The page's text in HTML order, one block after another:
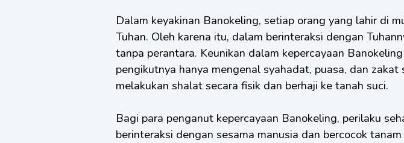
Dalam keyakinan Banokeling, setiap orang yang lahir di
Tuhan. Oleh karena itu, dalam berinteraksi dengan
tanpa perantara. Keunikan dalam kepercayaan
pengikutnya hanya mengenal syahadat, puasa, dan zakat
melakukan shalat secara fisik dan berhaji ke tanah suci.
Bagi para penganut kepercayaan Banokeling, perilaku
berinteraksi dengan sesama manusia dan bercocok